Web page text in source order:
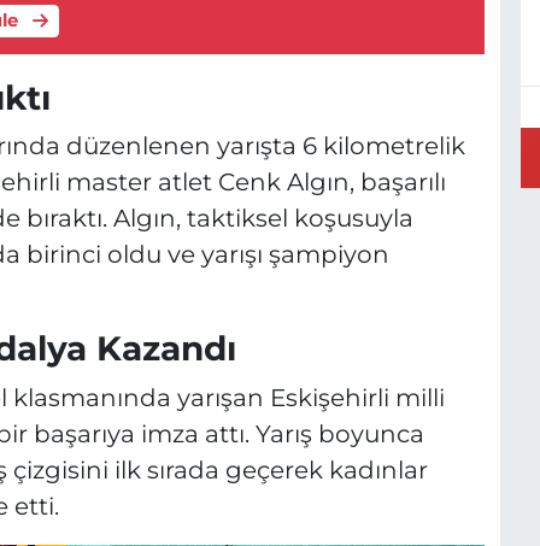
düzenlenen yarışta 6 kilometrelik
master atlet Cenk Algın, başarılı
Algın, taktiksel koşusuyla
birinci oldu ve yarışı şampiyon
Kazandı
yarışan Eskişehirli milli
başarıya imza attı. Yarış boyunca
ilk sırada geçerek kadınlar
etti.